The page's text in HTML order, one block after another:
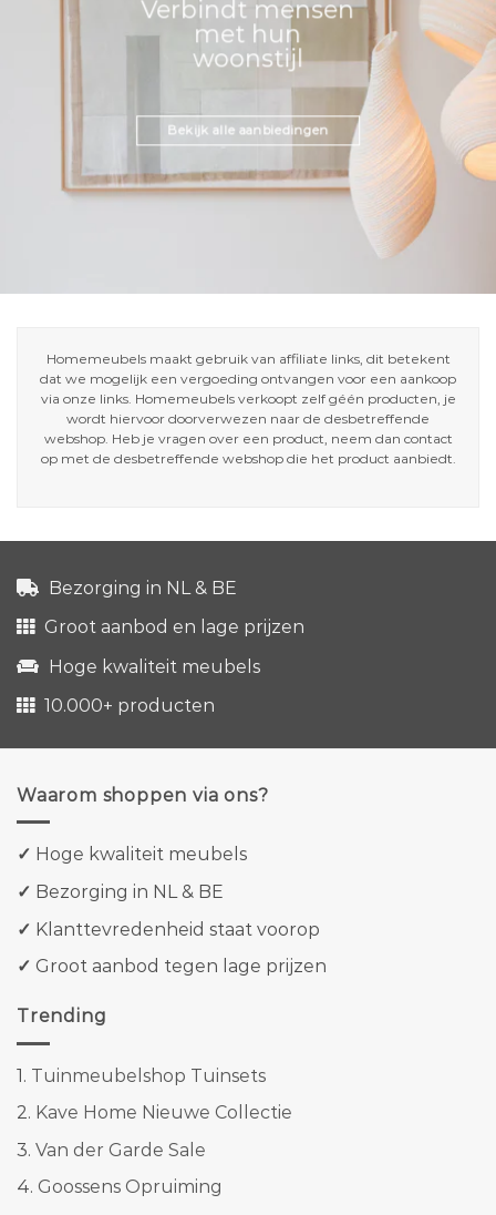
Verbindt mensen
met hun
woonstijl
Bekijk alle aanbiedingen
Homemeubels maakt gebruik van affiliate links, dit betekent
dat we mogelijk een vergoeding ontvangen voor een aankoop
via onze links. Homemeubels verkoopt zelf géén producten, je
wordt hiervoor doorverwezen naar de desbetreffende
webshop. Heb je vragen over een product, neem dan contact
op met de desbetreffende webshop die het product aanbiedt.
Bezorging in NL & BE
Groot aanbod en lage prijzen
Hoge kwaliteit meubels
10.000+ producten
Waarom shoppen via ons?
✓ Hoge kwaliteit meubels
✓ Bezorging in NL & BE
✓ Klanttevredenheid staat voorop
✓ Groot aanbod tegen lage prijzen
Trending
1. Tuinmeubelshop Tuinsets
2. Kave Home Nieuwe Collectie
3. Van der Garde Sale
4. Goossens Opruiming